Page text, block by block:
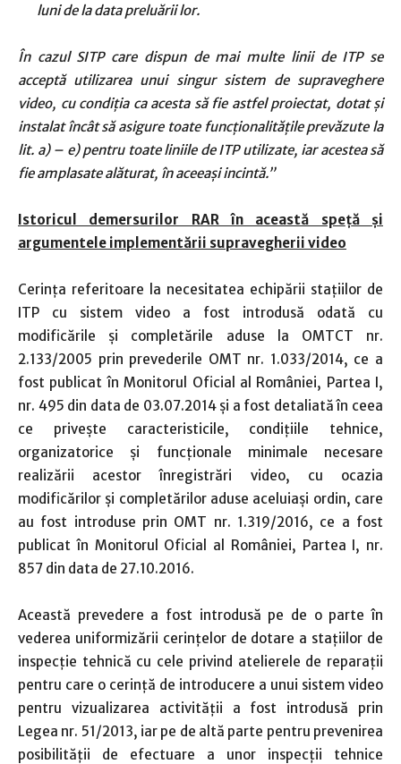
luni de la data preluării lor.
În cazul SITP care dispun de mai multe linii de ITP se
acceptă utilizarea unui singur sistem de supraveghere
video, cu condiţia ca acesta să fie astfel proiectat, dotat şi
instalat încât să asigure toate funcţionalităţile prevăzute la
lit. a) – e) pentru toate liniile de ITP utilizate, iar acestea să
fie amplasate alăturat, în aceeaşi incintă.”
Istoricul demersurilor RAR în această speță și
argumentele implementării supravegherii video
Cerința referitoare la necesitatea echipării stațiilor de
ITP cu sistem video a fost introdusă odată cu
modificările și completările aduse la OMTCT nr.
2.133/2005 prin prevederile OMT nr. 1.033/2014, ce a
fost publicat în Monitorul Oficial al României, Partea I,
nr. 495 din data de 03.07.2014 și a fost detaliată în ceea
ce privește caracteristicile, condiţiile tehnice,
organizatorice şi funcţionale minimale necesare
realizării acestor înregistrări video, cu ocazia
modificărilor și completărilor aduse aceluiași ordin, care
au fost introduse prin OMT nr. 1.319/2016, ce a fost
publicat în Monitorul Oficial al României, Partea I, nr.
857 din data de 27.10.2016.
Această prevedere a fost introdusă pe de o parte în
vederea uniformizării cerinţelor de dotare a staţiilor de
inspecţie tehnică cu cele privind atelierele de reparaţii
pentru care o cerinţă de introducere a unui sistem video
pentru vizualizarea activităţii a fost introdusă prin
Legea nr. 51/2013, iar pe de altă parte pentru prevenirea
posibilităţii de efectuare a unor inspecţii tehnice